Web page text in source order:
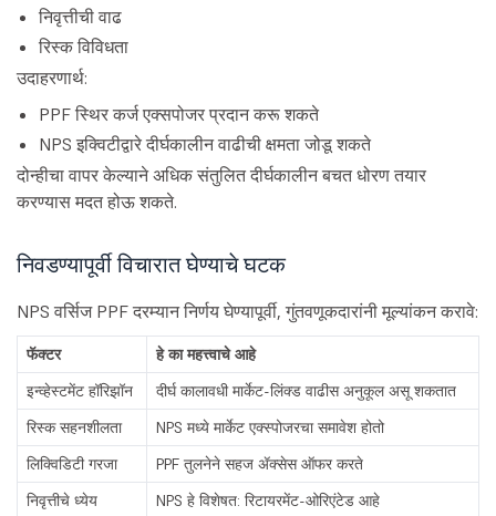
निवृत्तीची वाढ
रिस्क विविधता
उदाहरणार्थ:
PPF स्थिर कर्ज एक्सपोजर प्रदान करू शकते
NPS इक्विटीद्वारे दीर्घकालीन वाढीची क्षमता जोडू शकते
दोन्हीचा वापर केल्याने अधिक संतुलित दीर्घकालीन बचत धोरण तयार
करण्यास मदत होऊ शकते.
निवडण्यापूर्वी विचारात घेण्याचे घटक
NPS वर्सिज PPF दरम्यान निर्णय घेण्यापूर्वी, गुंतवणूकदारांनी मूल्यांकन करावे:
फॅक्टर
हे का महत्त्वाचे आहे
इन्व्हेस्टमेंट हॉरिझॉन
दीर्घ कालावधी मार्केट-लिंक्ड वाढीस अनुकूल असू शकतात
रिस्क सहनशीलता
NPS मध्ये मार्केट एक्स्पोजरचा समावेश होतो
लिक्विडिटी गरजा
PPF तुलनेने सहज ॲक्सेस ऑफर करते
निवृत्तीचे ध्येय
NPS हे विशेषत: रिटायरमेंट-ओरिएंटेड आहे